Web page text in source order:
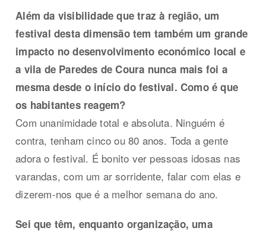
Além da visibilidade que traz à região, um
festival desta dimensão tem também um grande
impacto no desenvolvimento económico local e
a vila de Paredes de Coura nunca mais foi a
mesma desde o início do festival. Como é que
os habitantes reagem?
Com unanimidade total e absoluta. Ninguém é
contra, tenham cinco ou 80 anos. Toda a gente
adora o festival. É bonito ver pessoas idosas nas
varandas, com um ar sorridente, falar com elas e
dizerem-nos que é a melhor semana do ano.
Sei que têm, enquanto organização, uma